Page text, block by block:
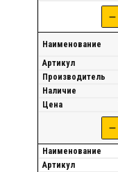
—
Наименование
Артикул
Производитель
Наличие
Цена
—
Наименование
Артикул